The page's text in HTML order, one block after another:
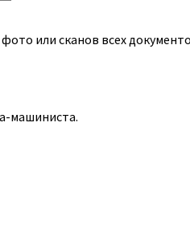
или сканов всех
машиниста.